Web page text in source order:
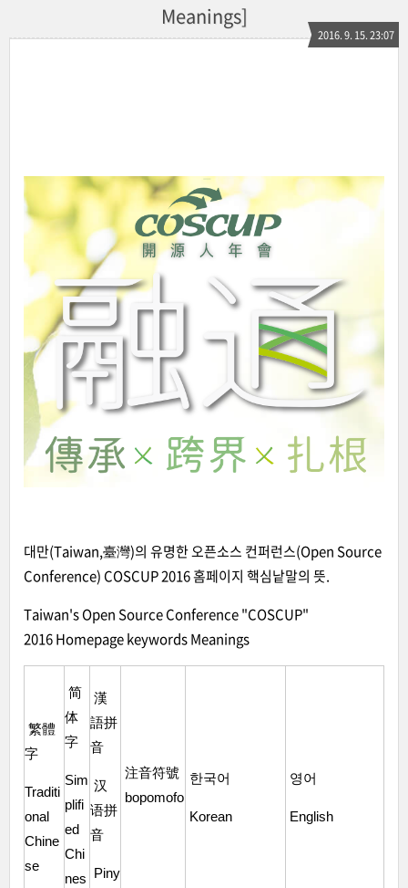
Meanings]
2016. 9. 15. 23:07
대만(Taiwan,臺灣)의 유명한 오픈소스 컨퍼런스(Open Source
Conference) COSCUP 2016 홈페이지 핵심낱말의 뜻.
Taiwan's Open Source Conference "COSCUP"
2016 Homepage keywords Meanings
繁體
字
Traditi
onal
Chine
se
简
体
字
Sim
plifi
ed
Chi
nes
漢
語拼
音
汉
语拼
音
Piny
注音符號
bopomofo
한국어
Korean
영어
English